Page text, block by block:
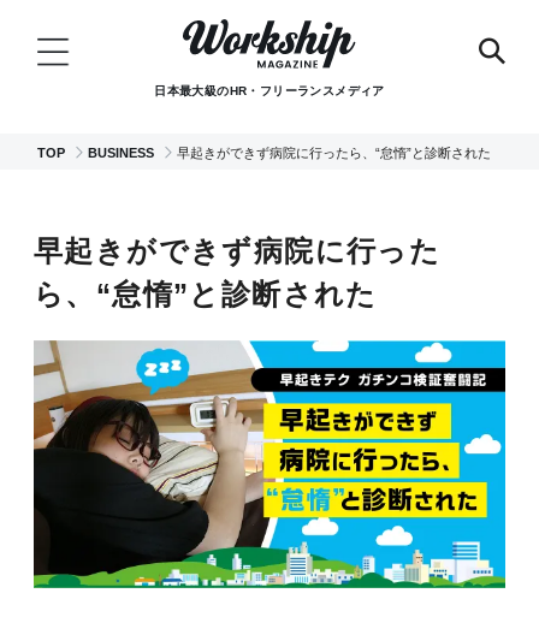
日本最大級のHR・フリーランスメディア
TOP BUSINESS 早起きができず病院に行ったら、“怠惰”と診断された
早起きができず病院に行った
ら、“怠惰”と診断された